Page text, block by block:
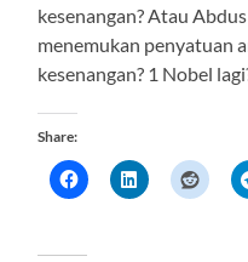
kesenangan? Atau
menemukan penyatuan
kesenangan? 1 Nobel
Share: